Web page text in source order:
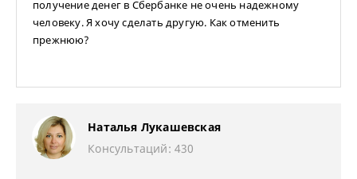
получение денег в Сбербанке не очень надежному
человеку. Я хочу сделать другую. Как отменить
прежнюю?
Наталья Лукашевская
Консультаций: 430